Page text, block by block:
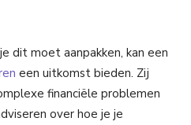
dit moet aanpakken, kan een
een uitkomst bieden. Zij
financiële problemen
over hoe je je